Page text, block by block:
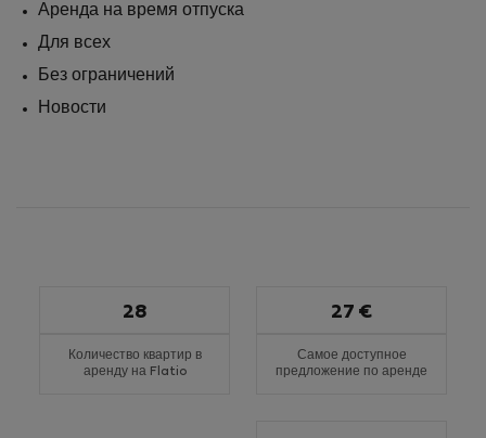
Аренда на время отпуска
Для всех
Без ограничений
Новости
Количество квартир в
аренду на Flatio
28
Самое доступное
предложение по аренде
27 €